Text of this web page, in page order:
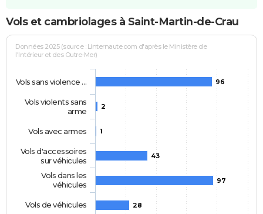
Vols et cambriolages à Saint-Martin-de-Crau
Données 2025 (source : Linternaute.com d'après le Ministère de
l'Intérieur et des Outre-Mer)
96
2
1
43
97
28
Vols sans violence …
Vols violents sans
arme
Vols avec armes
Vols d'accessoires
sur véhicules
Vols dans les
véhicules
Vols de véhicules